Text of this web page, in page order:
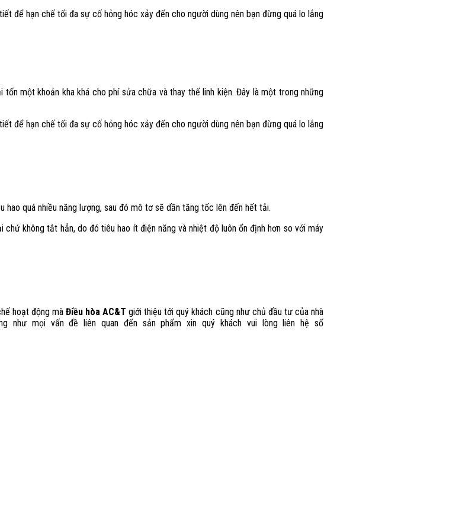
để hạn chế tối đa sự cố hỏng hóc xảy đến cho người dùng nên bạn đừng quá lo lắng
một khoản kha khá cho phí sửa chữa và thay thế linh kiện. Đây là một trong những
để hạn chế tối đa sự cố hỏng hóc xảy đến cho người dùng nên bạn đừng quá lo lắng
quá nhiều năng lượng, sau đó mô tơ sẽ dần tăng tốc lên đến hết tải.
không tắt hẳn, do đó tiêu hao ít điện năng và nhiệt độ luôn ổn định hơn so với máy
hoạt động mà Điều hòa AC&T giới thiệu tới quý khách cũng như chủ đầu tư của nhà
mọi vấn đề liên quan đến sản phẩm xin quý khách vui lòng liên hệ số